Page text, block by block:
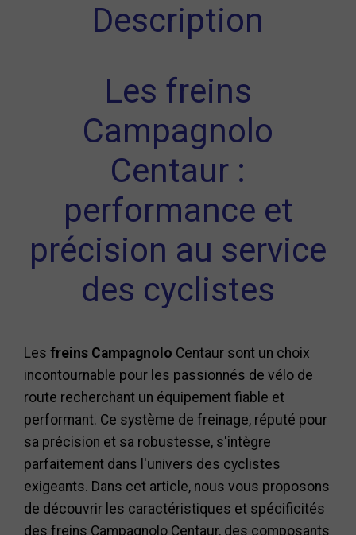
Description
Les freins
Campagnolo
Centaur :
performance et
précision au service
des cyclistes
Les freins Campagnolo Centaur sont un choix
incontournable pour les passionnés de vélo de
route recherchant un équipement fiable et
performant. Ce système de freinage, réputé pour
sa précision et sa robustesse, s'intègre
parfaitement dans l'univers des cyclistes
exigeants. Dans cet article, nous vous proposons
de découvrir les caractéristiques et spécificités
des freins Campagnolo Centaur, des composants